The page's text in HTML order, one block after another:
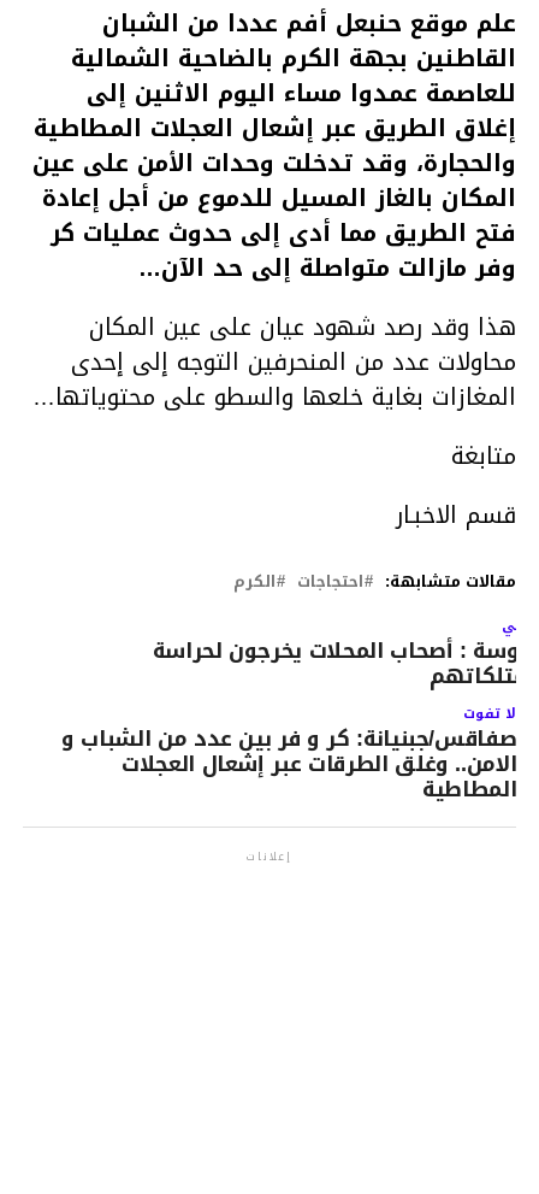
علم موقع حنبعل أفم عددا من الشبان
القاطنين بجهة الكرم بالضاحية الشمالية
للعاصمة عمدوا مساء اليوم الاثنين إلى
إغلاق الطريق عبر إشعال العجلات المطاطية
والحجارة، وقد تدخلت وحدات الأمن على عين
المكان بالغاز المسيل للدموع من أجل إعادة
فتح الطريق مما أدى إلى حدوث عمليات كر
وفر مازالت متواصلة إلى حد الآن…
هذا وقد رصد شهود عيان على عين المكان
محاولات عدد من المنحرفين التوجه إلى إحدى
المغازات بغاية خلعها والسطو على محتوياتها…
متابغة
قسم الاخبـار
مقالات متشابهة: احتجاجات الكرم
: أصحاب المحلات يخرجون لحراسة
لا تفوت
صفاقس/جبنيانة: كر و فر بين عدد من الشباب و
الامن.. وغلق الطرقات عبر إشعال العجلات
المطاطية
إعلانات